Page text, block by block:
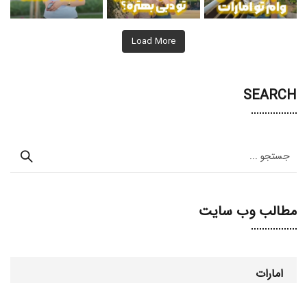
Load More
SEARCH
مطالب وب سایت
امارات